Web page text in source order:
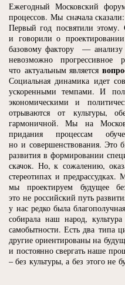
Ежегодный Московский
процессов. Мы сначала
Первый год посвятили
и говорили о
базовому фактору — анализу
невозможно
что актуальным является
Социальная динамика идет
ускоренными темпами. И
экономическими и
отрываются от культуры,
гармоничной. Мы на
придания процессам
но и совершенствования. Это
развития в формировании
скачок. Но, к сожалению,
стереотипах и
мы проектируем будущее
это не российский путь
у нас редко была
собирала наш народ,
самобытности. Есть два типа
другие ориентированы на
и постоянно свергать наше
– без культуры, а без этого не